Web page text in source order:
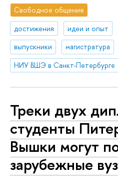
Свободное общение
достижения
идеи и опыт
выпускники
магистратура
НИУ ВШЭ в Санкт-Петербурге
Треки двух
студенты
Вышки могут
зарубежные